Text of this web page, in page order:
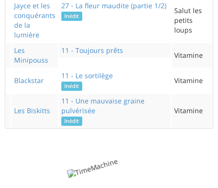
Jayce et les
conquérants
de la
lumière
27 - La fleur maudite (partie 1/2)
Inédit
Salut les
petits
loups
Les
Minipouss
11 - Toujours prêts
Vitamine
Blackstar
11 - Le sortilège
Inédit
Vitamine
Les Biskitts
11 - Une mauvaise graine
pulvérisée
Inédit
Vitamine